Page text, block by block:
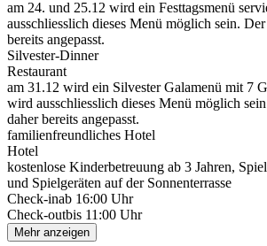
am 24. und 25.12 wird ein Festtagsmenü
ausschliesslich dieses Menü möglich sein.
bereits angepasst.
Silvester-Dinner
Restaurant
am 31.12 wird ein Silvester Galamenü mit 7
wird ausschliesslich dieses Menü möglich
daher bereits angepasst.
familienfreundliches Hotel
Hotel
kostenlose Kinderbetreuung ab 3 Jahren,
und Spielgeräten auf der Sonnenterrasse
Check-inab 16:00 Uhr
Check-outbis 11:00 Uhr
Mehr anzeigen